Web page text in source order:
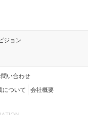
ジョン
問い合わせ
について 会社概要